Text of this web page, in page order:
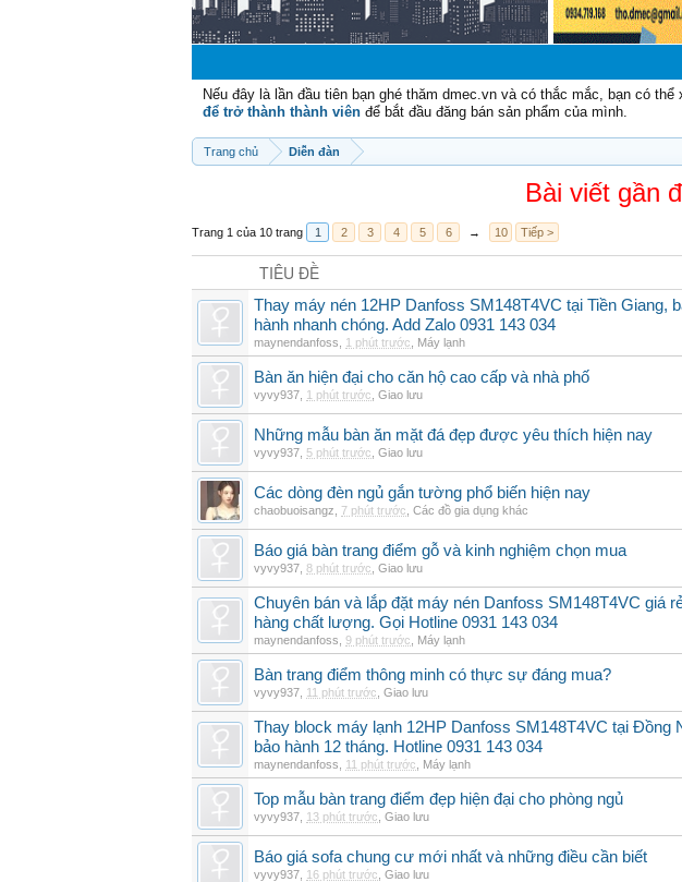
Nếu đây là lần đầu tiên bạn ghé thăm dmec.vn và có thắc mắc, bạn có thể
để trở thành thành viên để bắt đầu đăng bán sản phẩm của mình.
Trang chủ Diễn đàn
Bài viết gần
Trang 1 của 10 trang 1 2 3 4 5 6 → 10 Tiếp >
TIÊU ĐỀ
Thay máy nén 12HP Danfoss SM148T4VC tại Tiền Giang,
hành nhanh chóng. Add Zalo 0931 143 034
maynendanfoss 1 phút trước Máy lạnh
Bàn ăn hiện đại cho căn hộ cao cấp và nhà phố
vyvy937 1 phút trước Giao lưu
Những mẫu bàn ăn mặt đá đẹp được yêu thích hiện nay
vyvy937 5 phút trước Giao lưu
Các dòng đèn ngủ gắn tường phổ biến hiện nay
chaobuoisangz 7 phút trước Các đồ gia dụng khác
Báo giá bàn trang điểm gỗ và kinh nghiệm chọn mua
vyvy937 8 phút trước Giao lưu
Chuyên bán và lắp đặt máy nén Danfoss SM148T4VC giá
hàng chất lượng. Gọi Hotline 0931 143 034
maynendanfoss 9 phút trước Máy lạnh
Bàn trang điểm thông minh có thực sự đáng mua?
vyvy937 11 phút trước Giao lưu
Thay block máy lạnh 12HP Danfoss SM148T4VC tại Đồng
bảo hành 12 tháng. Hotline 0931 143 034
maynendanfoss 11 phút trước Máy lạnh
Top mẫu bàn trang điểm đẹp hiện đại cho phòng ngủ
vyvy937 13 phút trước Giao lưu
Báo giá sofa chung cư mới nhất và những điều cần biết
vyvy937 16 phút trước Giao lưu